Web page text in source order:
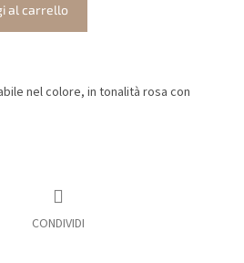
al carrello
nel colore, in tonalità rosa con
CONDIVIDI